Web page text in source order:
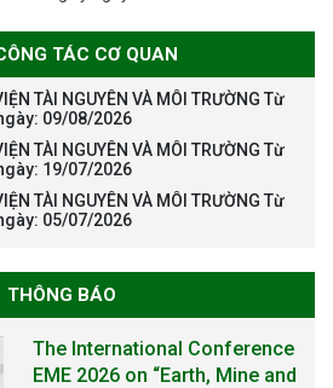
TÁC CƠ QUAN
TÀI NGUYÊN VÀ MÔI TRƯỜNG Từ
09/08/2026
TÀI NGUYÊN VÀ MÔI TRƯỜNG Từ
19/07/2026
TÀI NGUYÊN VÀ MÔI TRƯỜNG Từ
05/07/2026
THÔNG BÁO
The International Conference
EME 2026 on “Earth, Mine and